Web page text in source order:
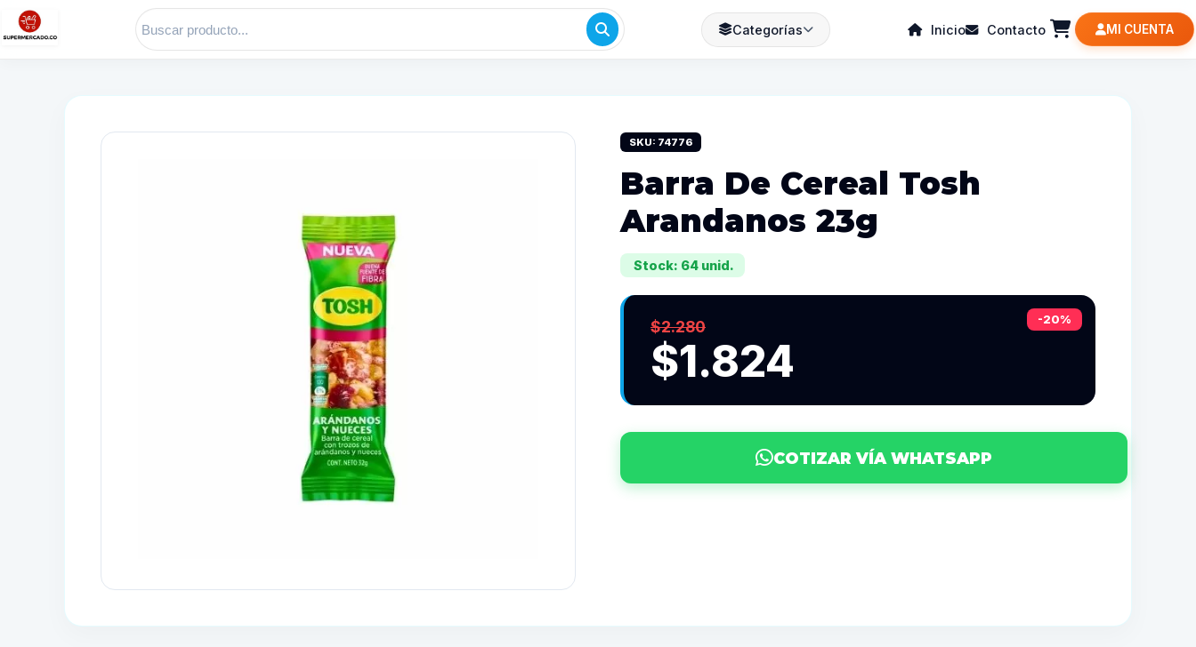
Categorías Inicio Contacto MI CUENTA
SKU: 74776
Barra De Cereal Tosh
Arandanos 23g
Stock: 64 unid.
-20%
$2.280
$1.824
COTIZAR VÍA WHATSAPP